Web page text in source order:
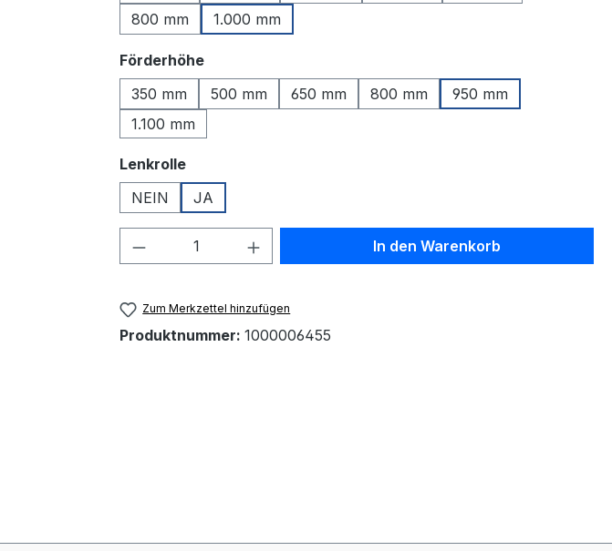
800 mm
1.000 mm
Förderhöheauswählen
350 mm
500 mm 650 mm 800 mm
950 mm
1.100 mm
Lenkrolleauswählen
NEIN
JA
Produkt Anzahl: Gib den gewünschten Wert
In den Warenkorb
Zum Merkzettel hinzufügen
Produktnummer: 1000006455